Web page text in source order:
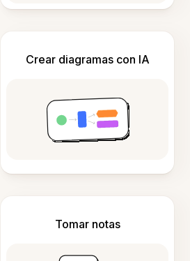
Crear diagramas con IA
Tomar notas